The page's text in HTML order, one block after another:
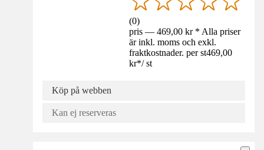
(0)
pris — 469,00 kr * Alla priser
är inkl. moms och exkl.
fraktkostnader. per st469,00
kr*/ st
Köp på webben
Kan ej reserveras